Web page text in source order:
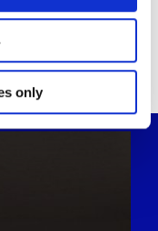
geographical
within several
scanning it for
data is processed
section.
only
Artikeln